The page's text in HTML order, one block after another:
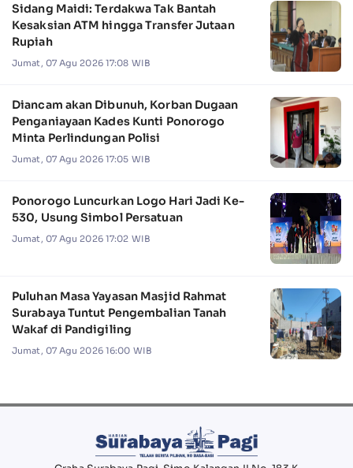
Sidang Maidi: Terdakwa Tak Bantah
Kesaksian ATM hingga Transfer Jutaan
Rupiah
Jumat, 07 Agu 2026 17:08 WIB
Diancam akan Dibunuh, Korban Dugaan
Penganiayaan Kades Kunti Ponorogo
Minta Perlindungan Polisi
Jumat, 07 Agu 2026 17:05 WIB
Ponorogo Luncurkan Logo Hari Jadi Ke-
530, Usung Simbol Persatuan
Jumat, 07 Agu 2026 17:02 WIB
Puluhan Masa Yayasan Masjid Rahmat
Surabaya Tuntut Pengembalian Tanah
Wakaf di Pandigiling
Jumat, 07 Agu 2026 16:00 WIB